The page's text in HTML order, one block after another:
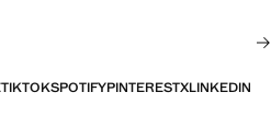
TIKTOKSPOTIFYPINTERESTXLINKEDIN